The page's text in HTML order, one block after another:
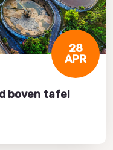
28
APR
boven tafel